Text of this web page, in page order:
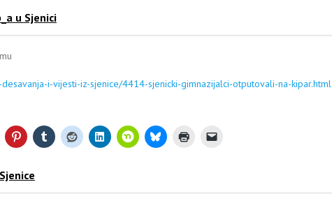
u Sjenici
i-vijesti-iz-sjenice/4414-sjenicki-gimnazijalci-otputovali-na-kipar.html